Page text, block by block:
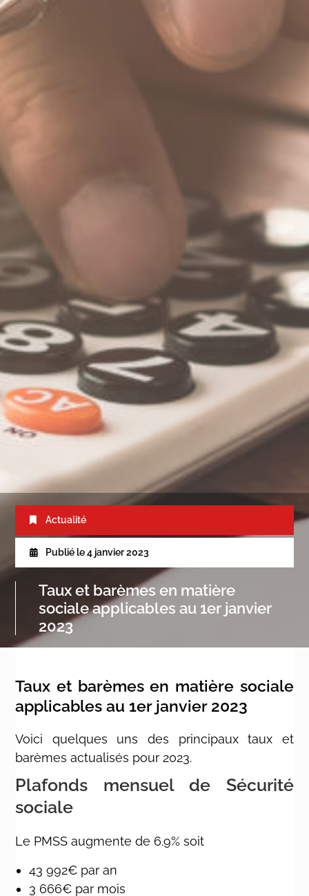
Actualité
Publié le 4 janvier 2023
Taux et barèmes en matière
sociale applicables au 1er janvier
2023
Taux et barèmes en matière sociale
applicables au 1er janvier 2023
Voici quelques uns des principaux taux et
barèmes actualisés pour 2023.
Plafonds mensuel de Sécurité
sociale
Le PMSS augmente de 6.9% soit
43 992€ par an
3 666€ par mois